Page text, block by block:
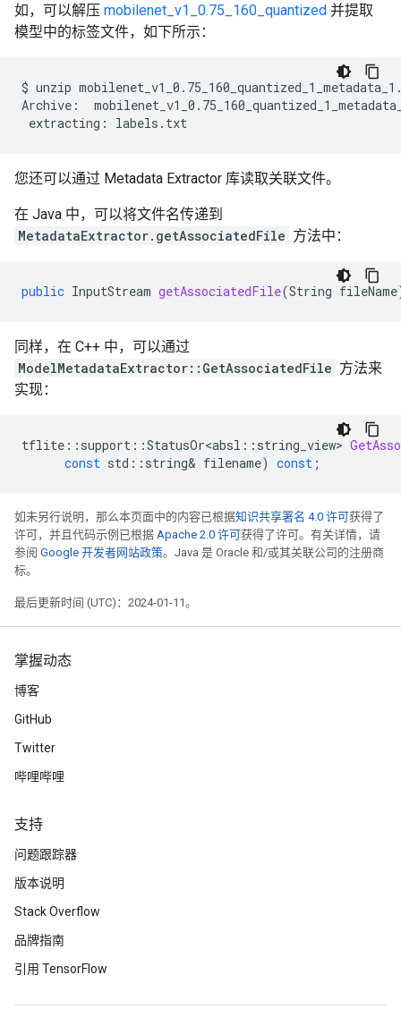
如，可以解压 mobilenet_v1_0.75_160_quantized 并提取
模型中的标签文件，如下所示：
$ unzip
Archive:
extracting:
您还可以通过 Metadata Extractor 库读取关联文件。
在 Java 中，可以将文件名传递到
MetadataExtractor.getAssociatedFile 方法中：
public InputStream getAssociatedFile(String fileName
同样，在 C++ 中，可以通过
ModelMetadataExtractor::GetAssociatedFile 方法来
实现：
tflite :: support ::StatusOr<absl :: string_view>
const std :: string& filename) const ;
如未另行说明，那么本页面中的内容已根据知识共享署名 4.0 许可获得了
许可，并且代码示例已根据 Apache 2.0 许可获得了许可。有关详情，请
参阅 Google 开发者网站政策。Java 是 Oracle 和/或其关联公司的注册商
标。
最后更新时间 (UTC)：2024-01-11。
掌握动态
博客
GitHub
Twitter
哔哩哔哩
支持
问题跟踪器
版本说明
Stack Overflow
品牌指南
引用 TensorFlow